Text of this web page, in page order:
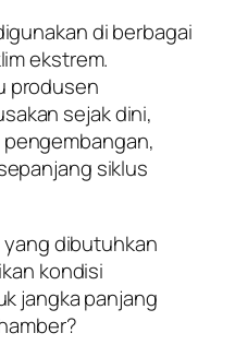
di berbagai
ekstrem.
produsen
sejak dini,
siklus
yang dibutuhkan
kondisi
jangka panjang